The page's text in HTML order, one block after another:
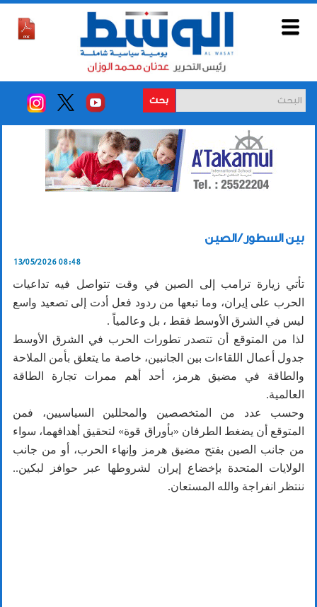
بحث
بين السطور / الصين
13/05/2026 08:48
تأتي زيارة ترامب إلى الصين في وقت تتواصل فيه تداعيات
الحرب على إيران، وما تبعها من ردود فعل أدت إلى تصعيد واسع
ليس في الشرق الأوسط فقط ، بل وعالمياً .
لذا من المتوقع أن تتصدر تطورات الحرب في الشرق الأوسط
جدول أعمال اللقاءات بين الجانبين، خاصة ما يتعلق بأمن الملاحة
والطاقة في مضيق هرمز، أحد أهم ممرات تجارة الطاقة
العالمية.
وحسب عدد من المتخصصين والمحللين السياسيين، فمن
المتوقع أن يضغط الطرفان «بأوراق قوة» لتحقيق أهدافهما، سواء
من جانب الصين بفتح مضيق هرمز وإنهاء الحرب، أو من جانب
الولايات المتحدة بإخضاع إيران لشروطها عبر حوافز لبكين..
ننتظر انفراجة والله المستعان.